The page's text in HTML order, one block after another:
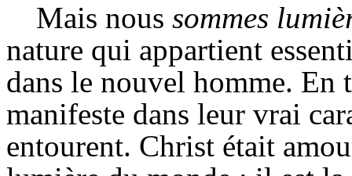
Mais nous sommes
nature qui appartient
dans le nouvel homme. En
manifeste dans leur vrai
entourent. Christ était